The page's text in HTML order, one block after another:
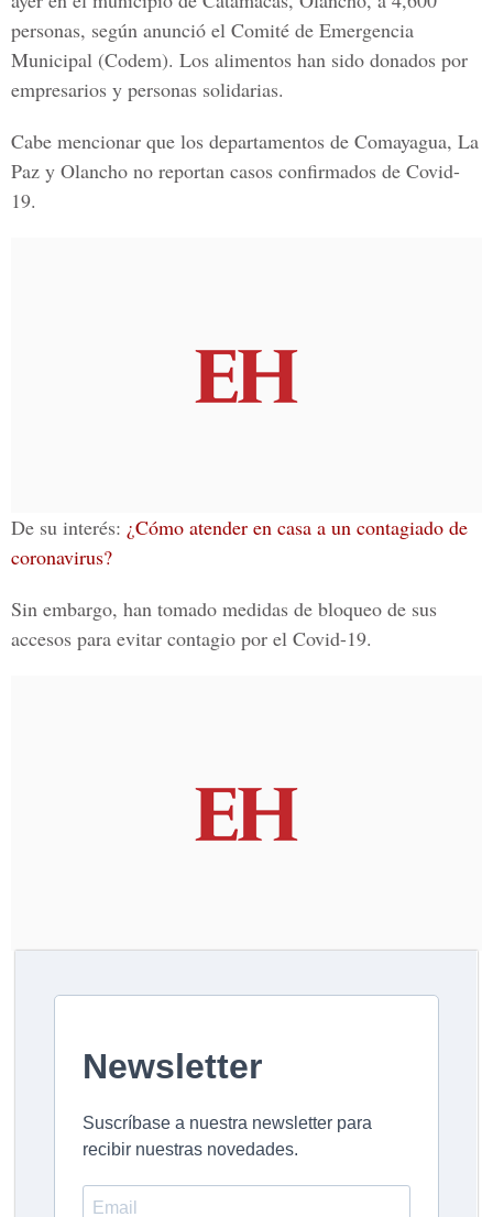
personas, según anunció el Comité de Emergencia
Municipal (Codem). Los alimentos han sido donados por
empresarios y personas solidarias.
Cabe mencionar que los departamentos de Comayagua, La
Paz y Olancho no reportan casos confirmados de Covid-
19.
De su interés: ¿Cómo atender en casa a un contagiado de
coronavirus?
Sin embargo, han tomado medidas de bloqueo de sus
accesos para evitar contagio por el Covid-19.